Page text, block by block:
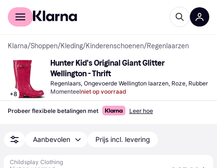
Voor shoppers
Klarna/Shoppen/Kleding/Kinderenschoenen/Regenlaarzen
+8
Hunter Kid's Original Giant Glitter
Wellington - Thrift
Regenlaars, Ongevoerde Wellington laarzen, Roze, Rubber
Momenteelniet op voorraad
Probeer flexibele betalingen met Leer hoe
Aanbevolen Prijs incl. levering
Childsplay Clothing